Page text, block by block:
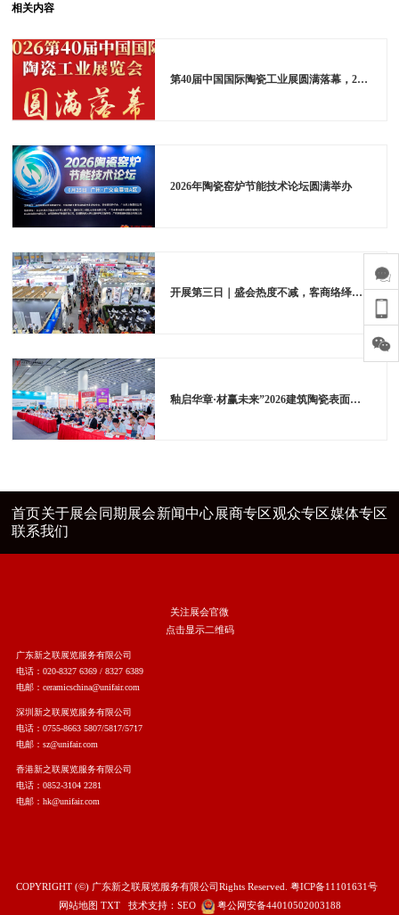
相关内容
第40届中国国际陶瓷工业展圆满落幕，2027年6月羊城再续华章
2026年陶瓷窑炉节能技术论坛圆满举办
开展第三日｜盛会热度不减，客商络绎赴展
釉启华章·材赢未来”2026建筑陶瓷表面装饰技术发展论坛在广州成功举办
首页关于展会 同期展会新闻中心展商专区观众专区媒体专区
联系我们
关注展会官微
点击显示二维码
广东新之联展览服务有限公司
电话：020-8327 6369 / 8327 6389
电邮：ceramicschina@unifair.com
深圳新之联展览服务有限公司
电话：0755-8663 5807/5817/5717
电邮：sz@unifair.com
香港新之联展览服务有限公司
电话：0852-3104 2281
电邮：hk@unifair.com
COPYRIGHT (©) 广东新之联展览服务有限公司Rights Reserved. 粤ICP备11101631号
网站地图 TXT技术支持： SEO 粤公网安备44010502003188